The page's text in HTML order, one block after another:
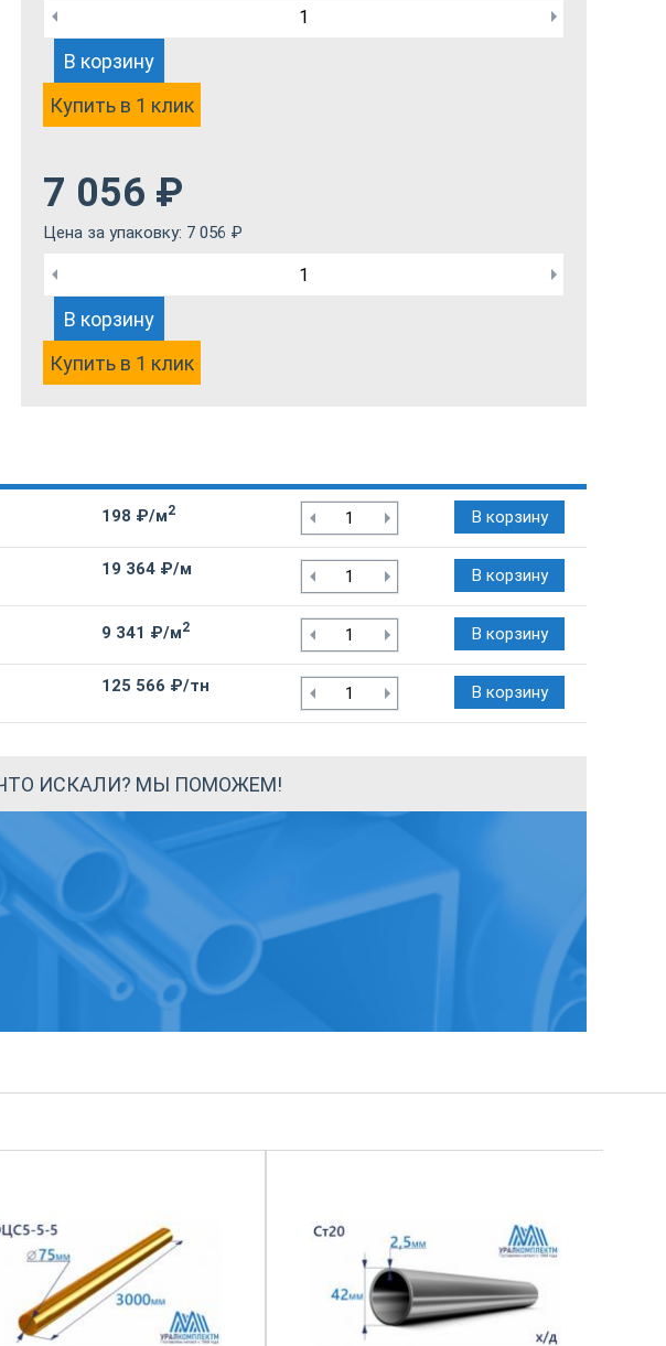
В корзину
Купить в 1 клик
7 056 ₽
Цена за упаковку: 7 056 ₽
В корзину
Купить в 1 клик
198 ₽/м2 В корзину
19 364 ₽/м В корзину
9 341 ₽/м2 В корзину
125 566 ₽/тн В корзину
ИСКАЛИ? МЫ ПОМОЖЕМ!